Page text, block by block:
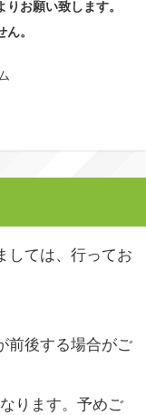
お願い致します。
。
しては、行ってお
前後する場合がご
ります。予めご